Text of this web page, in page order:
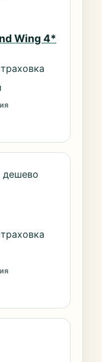
Wing 4*
дешево